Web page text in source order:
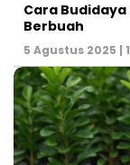
Cara
Berbuah
5 Agustus 2025 |